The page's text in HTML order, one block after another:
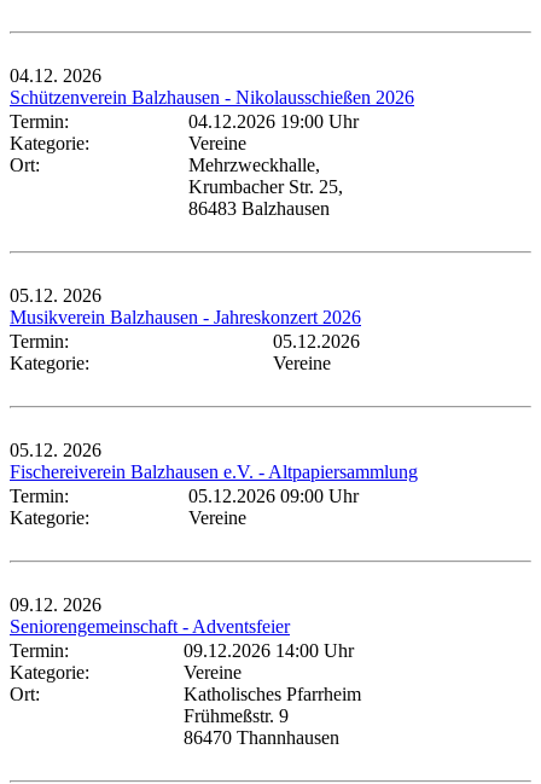
04.12. 2026
Schützenverein Balzhausen - Nikolausschießen 2026
Termin:
04.12.2026 19:00 Uhr
Kategorie:
Vereine
Ort:
Mehrzweckhalle,
Krumbacher Str. 25,
86483 Balzhausen
05.12. 2026
Musikverein Balzhausen - Jahreskonzert 2026
Termin:
05.12.2026
Kategorie:
Vereine
05.12. 2026
Fischereiverein Balzhausen e.V. - Altpapiersammlung
Termin:
05.12.2026 09:00 Uhr
Kategorie:
Vereine
09.12. 2026
Seniorengemeinschaft - Adventsfeier
Termin:
09.12.2026 14:00 Uhr
Kategorie:
Vereine
Ort:
Katholisches Pfarrheim
Frühmeßstr. 9
86470 Thannhausen